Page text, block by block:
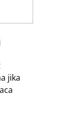
jika